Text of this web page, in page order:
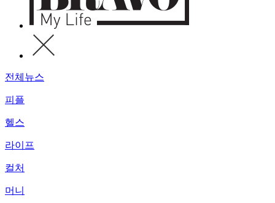
전체뉴스
피플
헬스
라이프
컬처
머니